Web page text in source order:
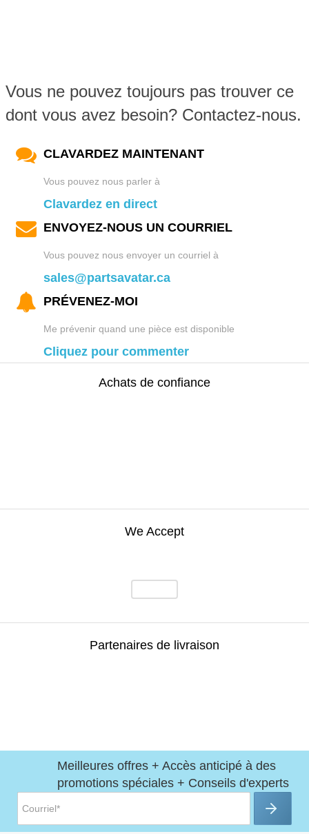
Vous ne pouvez toujours pas trouver ce
dont vous avez besoin? Contactez-nous.
CLAVARDEZ MAINTENANT
Vous pouvez nous parler à
Clavardez en direct
ENVOYEZ-NOUS UN COURRIEL
Vous pouvez nous envoyer un courriel à
sales@partsavatar.ca
PRÉVENEZ-MOI
Me prévenir quand une pièce est disponible
Cliquez pour commenter
Achats de confiance
We Accept
Partenaires de livraison
Meilleures offres + Accès anticipé à des
promotions spéciales + Conseils d'experts